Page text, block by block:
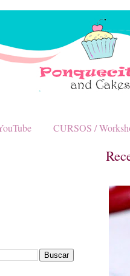
CURSOS /